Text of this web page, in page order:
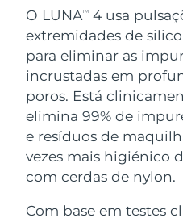
O LUNATM 4 usa
extremidades de
para eliminar as
incrustadas em
poros. Está
elimina 99% de
e resíduos de
vezes mais higiénico
com cerdas de nylon.
Com base em testes
Advanced
For healthy
issa™
18% PAP
Cosméticos
Comprar todos
FOREO APP
Israel
Itália
Japão
Jersey